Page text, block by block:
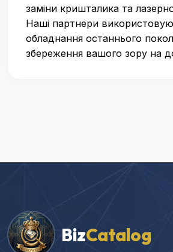
заміни кришталика та
Наші партнери
обладнання останнього
збереження вашого зору на
BizCatalog